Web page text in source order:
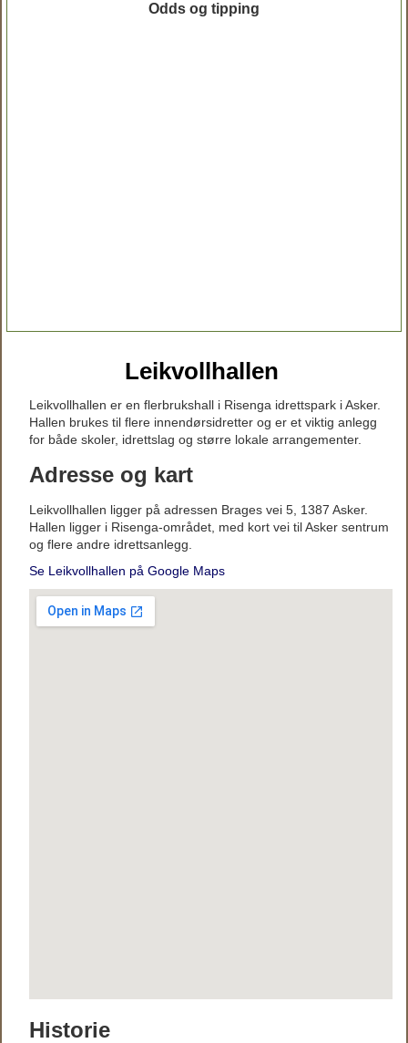
Odds og tipping
Leikvollhallen
Leikvollhallen er en flerbrukshall i Risenga idrettspark i Asker.
Hallen brukes til flere innendørsidretter og er et viktig anlegg
for både skoler, idrettslag og større lokale arrangementer.
Adresse og kart
Leikvollhallen ligger på adressen Brages vei 5, 1387 Asker.
Hallen ligger i Risenga-området, med kort vei til Asker sentrum
og flere andre idrettsanlegg.
Se Leikvollhallen på Google Maps
Historie